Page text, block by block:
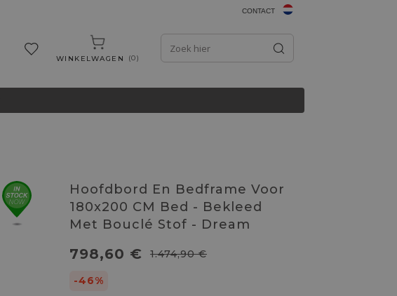
CONTACT
WINKELWAGEN 0
Hoofdbord En Bedframe Voor
180x200 CM Bed - Bekleed
Met Bouclé Stof - Dream
798,60 € 1.474,90 €
-46%